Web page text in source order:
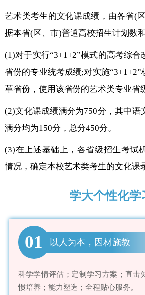
艺术类考生的文化课成绩，由各省(
据本省(区、市)普通高校招生计划数
(1)对于实行“3+1+2”模式的高考综合
省份的专业统考成绩;对实施“3+1+2”
革省份，使用该省份的艺术类专业省
(2)文化课成绩满分为750分，其中语
满分均为150分，总分450分。
(3)在上述基础上，各省级招生考试
情况，确定本校艺术类考生的文化课
学大个性化学
01 以人为本，因材施教
科学学情评估；定制学习方案；直击
惯培养；能力塑造；全程贴心服务。